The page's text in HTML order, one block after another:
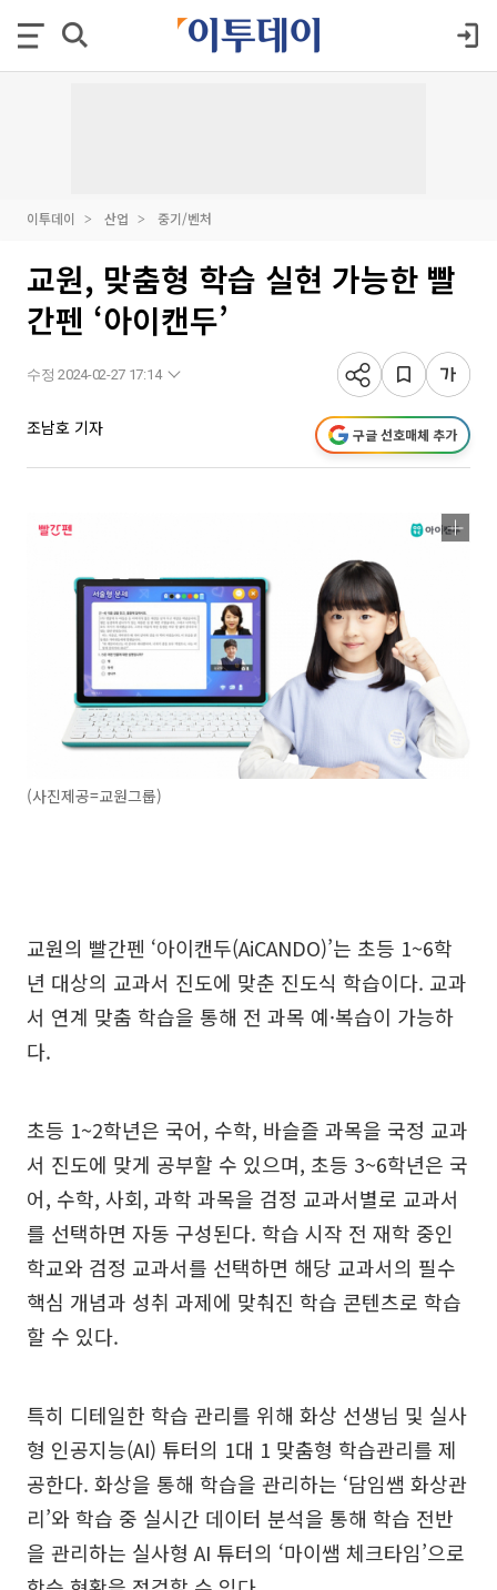
이투데이 산업 중기/벤처
교원, 맞춤형 학습 실현 가능한 빨
간펜 ‘아이캔두’
수정 2024-02-27 17:14
조남호 기자 구글 선호매체 추가
(사진제공=교원그룹)
교원의 빨간펜 ‘아이캔두(AiCANDO)’는 초등 1~6학
년 대상의 교과서 진도에 맞춘 진도식 학습이다. 교과
서 연계 맞춤 학습을 통해 전 과목 예·복습이 가능하
다.
초등 1~2학년은 국어, 수학, 바슬즐 과목을 국정 교과
서 진도에 맞게 공부할 수 있으며, 초등 3~6학년은 국
어, 수학, 사회, 과학 과목을 검정 교과서별로 교과서
를 선택하면 자동 구성된다. 학습 시작 전 재학 중인
학교와 검정 교과서를 선택하면 해당 교과서의 필수
핵심 개념과 성취 과제에 맞춰진 학습 콘텐츠로 학습
할 수 있다.
특히 디테일한 학습 관리를 위해 화상 선생님 및 실사
형 인공지능(AI) 튜터의 1대 1 맞춤형 학습관리를 제
공한다. 화상을 통해 학습을 관리하는 ‘담임쌤 화상관
리’와 학습 중 실시간 데이터 분석을 통해 학습 전반
을 관리하는 실사형 AI 튜터의 ‘마이쌤 체크타임’으로